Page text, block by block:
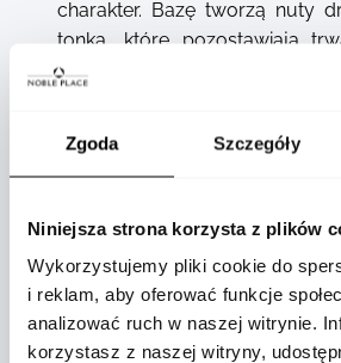
Zgoda Szczegóły
Niniejsza strona korzysta z plików
Wykorzystujemy pliki cookie do
i reklam, aby oferować funkcje
analizować ruch w naszej witrynie.
korzystasz z naszej witryny,
charakter. Bazę tworzą nuty
tonka, które pozostawiają
wykończenie. To
zapach idealny zarówno na
klasykę, świeżość i wyrazisty styl.
ALCOHOL DENAT. (SD
(WATER), PARFUM
BUTYL
ETHYLHEXYL